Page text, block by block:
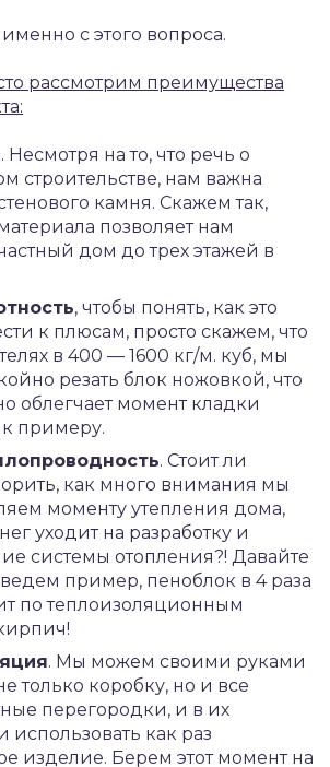
с этого вопроса.
рассмотрим преимущества
. Несмотря на то, что речь о
строительстве, нам важна
камня. Скажем так,
позволяет нам
дом до трех этажей в
, чтобы понять, как это
к плюсам, просто скажем, что
в 400 — 1600 кг/м. куб, мы
резать блок ножовкой, что
облегчает момент кладки
примеру.
. Стоит ли
как много внимания мы
моменту утепления дома,
уходит на разработку и
системы отопления?! Давайте
пример, пеноблок в 4 раза
по теплоизоляционным
. Мы можем своими руками
только коробку, но и все
перегородки, и в их
использовать как раз
изделие. Берем этот момент на